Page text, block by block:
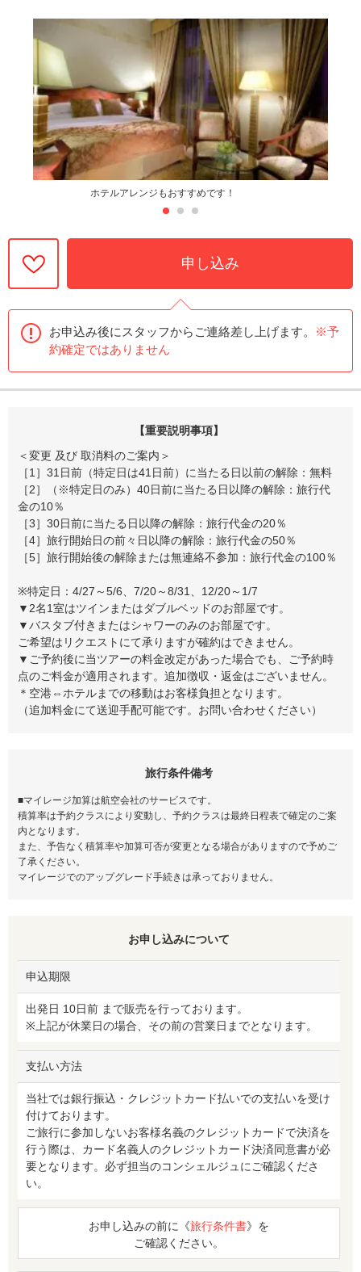
ホテルアレンジもおすすめです！
申し込み
お申込み後にスタッフからご連絡差し上げます。
※予
約確定ではありません
【重要説明事項】
＜変更 及び 取消料のご案内＞
［1］31日前（特定日は41日前）に当たる日以前の解除：無料
［2］（※特定日のみ）40日前に当たる日以降の解除：旅行代
金の10％
［3］30日前に当たる日以降の解除：旅行代金の20％
［4］旅行開始日の前々日以降の解除：旅行代金の50％
［5］旅行開始後の解除または無連絡不参加：旅行代金の100％
※特定日：4/27～5/6、7/20～8/31、12/20～1/7
▼2名1室はツインまたはダブルベッドのお部屋です。
▼バスタブ付きまたはシャワーのみのお部屋です。
ご希望はリクエストにて承りますが確約はできません。
▼ご予約後に当ツアーの料金改定があった場合でも、ご予約時
点のご料金が適用されます。追加徴収・返金はございません。
＊空港⇔ホテルまでの移動はお客様負担となります。
（追加料金にて送迎手配可能です。お問い合わせください）
旅行条件備考
■マイレージ加算は航空会社のサービスです。
積算率は予約クラスにより変動し、予約クラスは最終日程表で確定のご案
内となります。
また、予告なく積算率や加算可否が変更となる場合がありますので予めご
了承ください。
マイレージでのアップグレード手続きは承っておりません。
お申し込みについて
申込期限
出発日 10日前 まで販売を行っております。
※上記が休業日の場合、その前の営業日までとなります。
支払い方法
当社では銀行振込・クレジットカード払いでの支払いを受け
付けております。
ご旅行に参加しないお客様名義のクレジットカードで決済を
行う際は、カード名義人のクレジットカード決済同意書が必
要となります。必ず担当のコンシェルジュにご確認くださ
い。
お申し込みの前に《旅行条件書》を
ご確認ください。